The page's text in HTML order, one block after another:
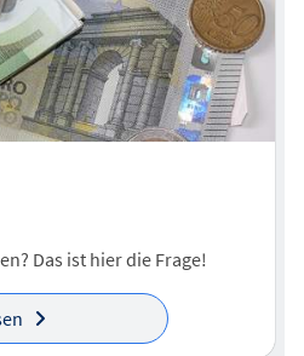
Das ist hier die Frage!